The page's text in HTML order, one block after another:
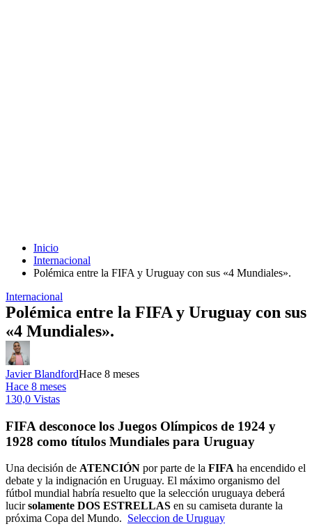
Inicio
Internacional
Polémica entre la FIFA y Uruguay con sus «4 Mundiales».
Internacional
Polémica entre la FIFA y Uruguay con sus
«4 Mundiales».
Javier BlandfordHace 8 meses
Hace 8 meses
130,0 Vistas
FIFA desconoce los Juegos Olímpicos de 1924 y
1928 como títulos Mundiales para Uruguay
Una decisión de ATENCIÓN por parte de la FIFA ha encendido el
debate y la indignación en Uruguay. El máximo organismo del
fútbol mundial habría resuelto que la selección uruguaya deberá
lucirsolamente DOS ESTRELLAS en su camiseta durante la
próxima Copa del Mundo. Seleccion de Uruguay